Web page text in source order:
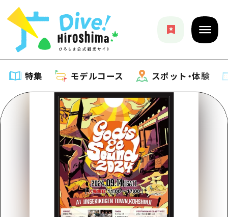
特集 モデルコース スポット・体験
特集
特集一覧
おすすめ
アート
イベント・祭り
モデルコース
モデルコース一覧
Dive! Hiroshima 公式ガイド
広島もしもトラベル
スポット・体験
スポット・体験一覧
イベント